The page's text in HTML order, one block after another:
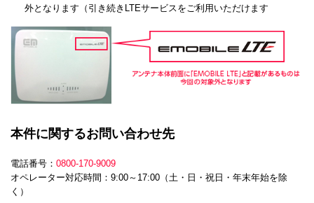
外となります（引き続きLTEサービスをご利用いただけます
本件に関するお問い合わせ先
電話番号： 0800-170-9009
オペレーター対応時間：9:00～17:00（土・日・祝日・年末年始を除
く）